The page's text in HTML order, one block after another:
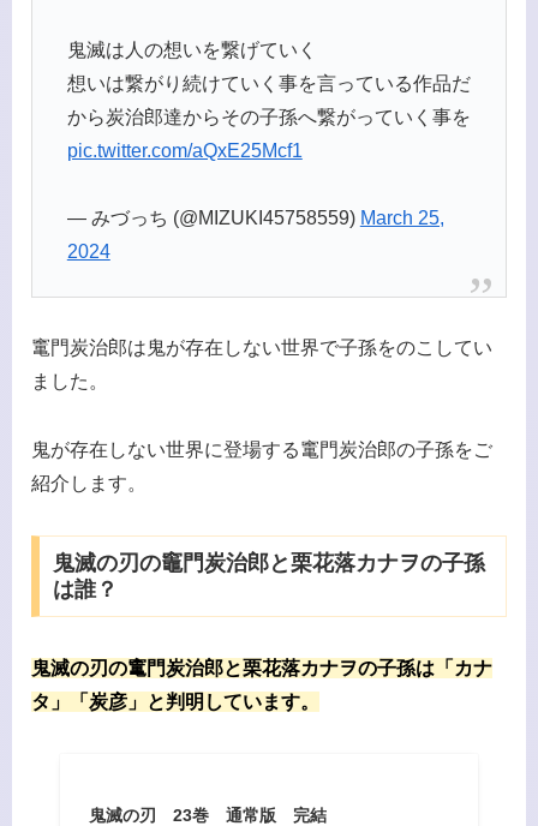
鬼滅は人の想いを繋げていく
想いは繋がり続けていく事を言っている作品だ
から炭治郎達からその子孫へ繋がっていく事を
pic.twitter.com/aQxE25Mcf1
— みづっち (@MIZUKI45758559) March 25,
2024
竃門炭治郎は鬼が存在しない世界で子孫をのこしてい
ました。
鬼が存在しない世界に登場する竃門炭治郎の子孫をご
紹介します。
鬼滅の刃の竈門炭治郎と栗花落カナヲの子孫
は誰？
鬼滅の刃の竃門炭治郎と栗花落カナヲの子孫は「カナ
タ」「炭彦」と判明しています。
鬼滅の刃 23巻 通常版 完結